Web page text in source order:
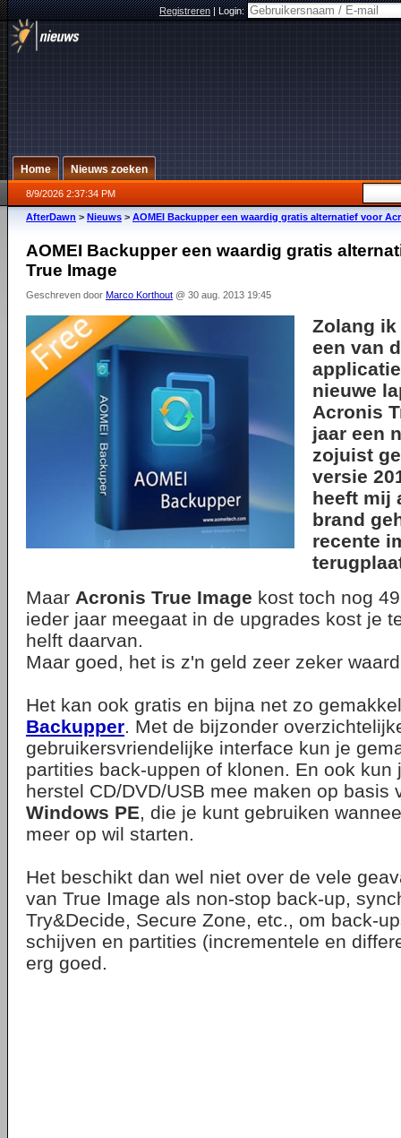
Registreren|Login:
Home Nieuws zoeken
8/9/2026 2:37:34 PM
AfterDawn > Nieuws > AOMEI Backupper een waardig gratis alternatief voor
AOMEI Backupper een waardig gratis
True Image
Geschreven door Marco Korthout @ 30 aug. 2013 19:45
Zolang
een van
nieuwe
Acronis
jaar een
zojuist
versie
heeft mij
brand
recente
Maar Acronis True Image kost toch nog
ieder jaar meegaat in de upgrades kost je
helft daarvan.
Maar goed, het is z'n geld zeer zeker
Het kan ook gratis en bijna net zo
Backupper. Met de bijzonder
gebruikersvriendelijke interface kun je
partities back-uppen of klonen. En ook kun
herstel CD/DVD/USB mee maken op basis
Windows PE, die je kunt gebruiken
meer op wil starten.
Het beschikt dan wel niet over de vele
van True Image als non-stop back-up,
Try&Decide, Secure Zone, etc., om back-
schijven en partities (incrementele en
erg goed.